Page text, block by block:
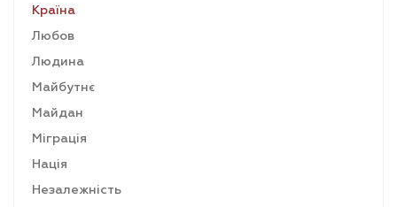
Країна
Любов
Людина
Майбутнє
Майдан
Міграція
Нація
Незалежність